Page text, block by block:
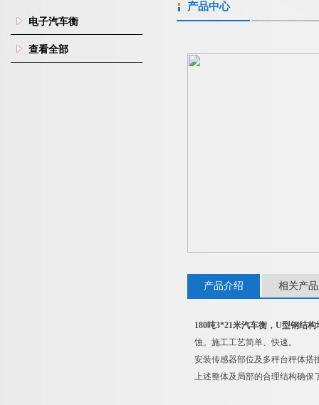
电子汽车衡
查看全部
产品中心
产品介绍 相关产品
180吨3*21米汽车衡，U型钢结构
蚀。施工工艺简单、快速。
安装传感器部位及多秤台秤体搭
上述整体及局部的合理结构确保